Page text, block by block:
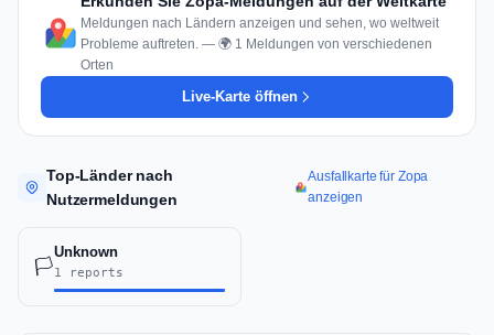
Meldungen nach Ländern anzeigen und sehen, wo weltweit
Probleme auftreten. — 🌍 1 Meldungen von verschiedenen
Orten
Live-Karte öffnen
Top-Länder nach
Nutzermeldungen
Ausfallkarte für Zopa
anzeigen
🏳️
Unknown
1 reports